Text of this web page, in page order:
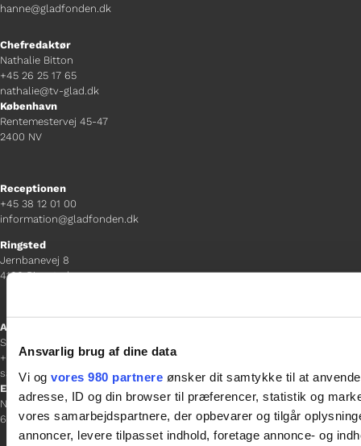
Ansvarlig brug af dine data
Vi og vores 980 partnere ønsker dit samtykke til at
adresse, ID og din browser til præferencer, statistik og
vores samarbejdspartnere, der opbevarer og tilgår
annoncer, levere tilpasset indhold, foretage annonce- og
hanne@gladfonden.dk
Chefredaktør
Nathalie Bitton
+45 26 25 17 65
nathalie@tv-glad.dk
København
Rentemestervej 45-47
2400 NV
Receptionen
+45 38 12 01 00
information@gladfonden.dk
Ringsted
Jernbanevej 8
4100 Ringsted
Afdelingschef
Sacha Lohmann Weiss
+45 40 27 91 11
sacha.lw@gladfonden.dk
Esbjerg
Norgesgade 1, 2. sal
6700 Esbjerg